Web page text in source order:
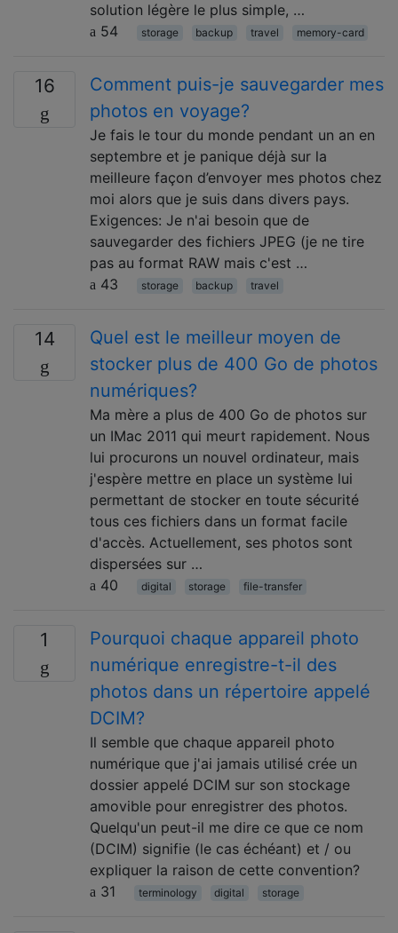
solution légère le plus simple, …
54
storage backup travel memory-card
16
Comment puis-je sauvegarder mes
photos en voyage?
Je fais le tour du monde pendant un an en
septembre et je panique déjà sur la
meilleure façon d’envoyer mes photos chez
moi alors que je suis dans divers pays.
Exigences: Je n'ai besoin que de
sauvegarder des fichiers JPEG (je ne tire
pas au format RAW mais c'est …
43
storage backup travel
14
Quel est le meilleur moyen de
stocker plus de 400 Go de photos
numériques?
Ma mère a plus de 400 Go de photos sur
un IMac 2011 qui meurt rapidement. Nous
lui procurons un nouvel ordinateur, mais
j'espère mettre en place un système lui
permettant de stocker en toute sécurité
tous ces fichiers dans un format facile
d'accès. Actuellement, ses photos sont
dispersées sur …
40
digital storage file-transfer
1
Pourquoi chaque appareil photo
numérique enregistre-t-il des
photos dans un répertoire appelé
DCIM?
Il semble que chaque appareil photo
numérique que j'ai jamais utilisé crée un
dossier appelé DCIM sur son stockage
amovible pour enregistrer des photos.
Quelqu'un peut-il me dire ce que ce nom
(DCIM) signifie (le cas échéant) et / ou
expliquer la raison de cette convention?
31
terminology digital storage